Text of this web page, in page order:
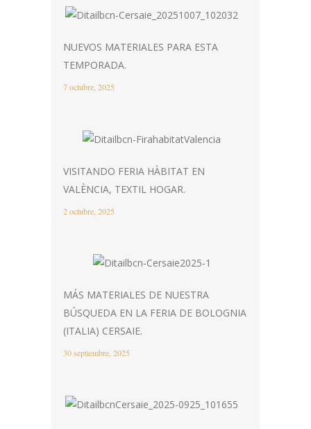
NUEVOS MATERIALES PARA ESTA
TEMPORADA.
7 octubre, 2025
VISITANDO FERIA HÀBITAT EN
VALÈNCIA, TEXTIL HOGAR.
2 octubre, 2025
MÁS MATERIALES DE NUESTRA
BÚSQUEDA EN LA FERIA DE BOLOGNIA
(ITALIA) CERSAIE.
30 septiembre, 2025